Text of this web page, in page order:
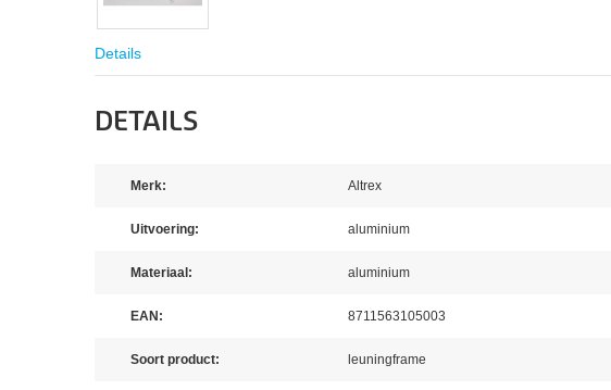
Details
DETAILS
Merk: Altrex
Uitvoering: aluminium
Materiaal: aluminium
EAN: 8711563105003
Soort product: leuningframe